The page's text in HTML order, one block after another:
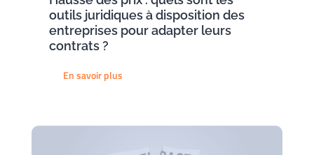
outils juridiques à disposition des
entreprises pour adapter leurs
contrats ?
En savoir plus